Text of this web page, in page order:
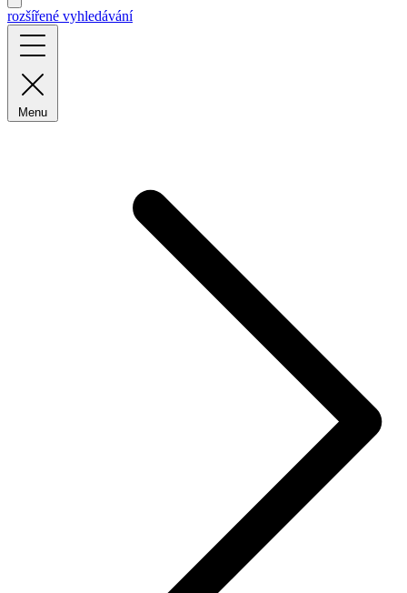
rozšířené vyhledávání
Menu